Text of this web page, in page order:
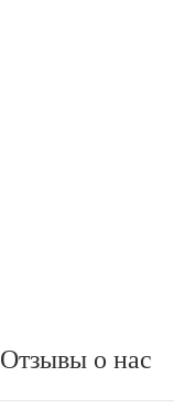
Отзывы о нас